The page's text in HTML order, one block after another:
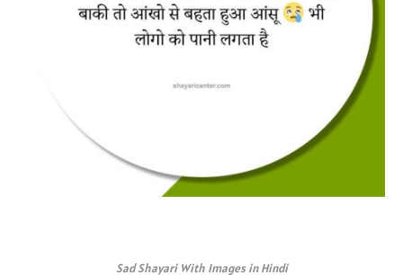
Sad Shayari With Images in Hindi